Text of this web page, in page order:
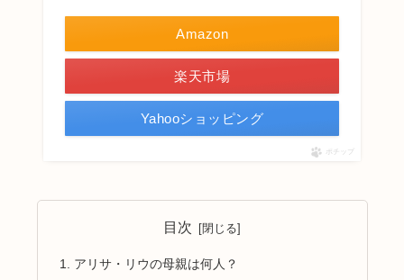
Amazon
楽天市場
Yahooショッピング
ポチップ
目次
アリサ・リウの母親は何人？